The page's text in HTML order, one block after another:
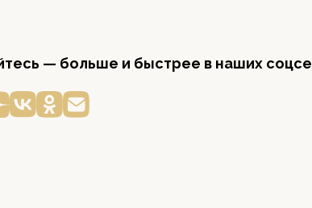
— больше и быстрее в наших